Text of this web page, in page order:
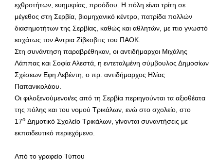
εχθροτήτων, ευημερίας, προόδου. Η πόλη είναι τρίτη σε
μέγεθος στη Σερβία, βιομηχανικό κέντρο, πατρίδα πολλών
διασημοτήτων της Σερβίας, καθώς και αθλητών, με πιο γνωστό
εσχάτως τον Αντρια Ζίβκοβιτς του ΠΑΟΚ.
Στη συνάντηση παραβρέθηκαν, οι αντιδήμαρχοι Μιχάλης
Λάππας και Σοφία Αλεστά, η εντεταλμένη σύμβουλος Δημοσίων
Σχέσεων Εφη Λεβέντη, ο πρ. αντιδήμαρχος Ηλίας
Παπανικολάου.
Οι φιλοξενούμενοι/ες από τη Σερβία περιηγούνται τα αξιοθέατα
της πόλης και του νομού Τρικάλων, ενώ στο σχολείο, στο
17ο Δημοτικό Σχολείο Τρικάλων, γίνονται συναντήσεις με
εκπαιδευτικό περιεχόμενο.
Από το γραφείο Τύπου